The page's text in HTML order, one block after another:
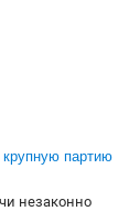
крупную партию
незаконно